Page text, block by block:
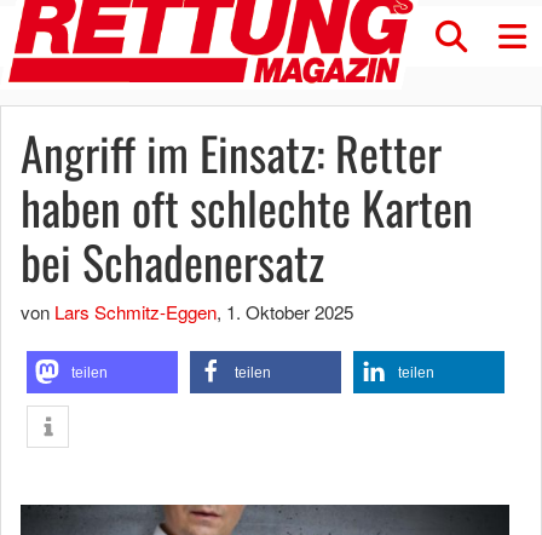
Angriff im Einsatz: Retter
haben oft schlechte Karten
bei Schadenersatz
von Lars Schmitz-Eggen, 1. Oktober 2025
teilen teilen teilen